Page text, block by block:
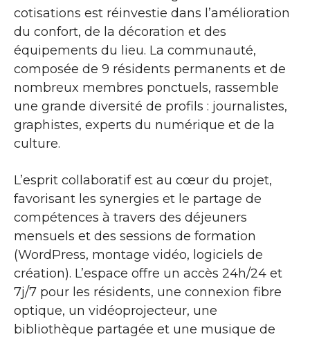
cotisations est réinvestie dans l’amélioration
du confort, de la décoration et des
équipements du lieu. La communauté,
composée de 9 résidents permanents et de
nombreux membres ponctuels, rassemble
une grande diversité de profils : journalistes,
graphistes, experts du numérique et de la
culture.
L’esprit collaboratif est au cœur du projet,
favorisant les synergies et le partage de
compétences à travers des déjeuners
mensuels et des sessions de formation
(WordPress, montage vidéo, logiciels de
création). L’espace offre un accès 24h/24 et
7j/7 pour les résidents, une connexion fibre
optique, un vidéoprojecteur, une
bibliothèque partagée et une musique de